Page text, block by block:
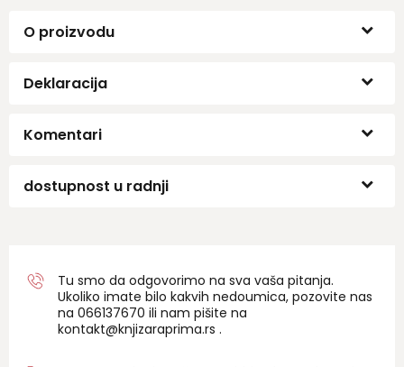
O proizvodu
Deklaracija
Komentari
dostupnost u radnji
Tu smo da odgovorimo na sva vaša pitanja.
Ukoliko imate bilo kakvih nedoumica, pozovite nas
na 066137670 ili nam pišite na
kontakt@knjizaraprima.rs .